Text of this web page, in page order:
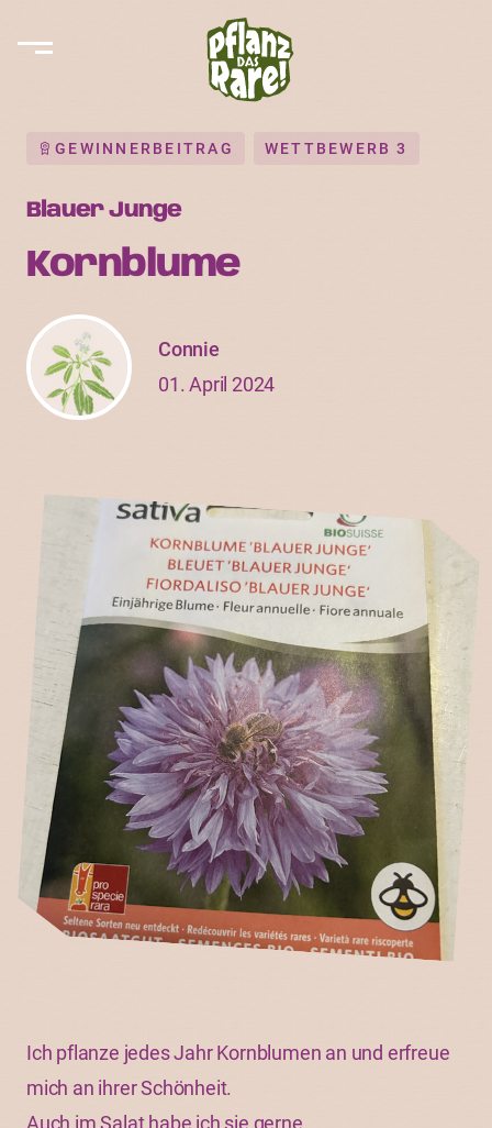
GEWINNERBEITRAG WETTBEWERB 3
Blauer Junge
Kornblume
Connie
01. April 2024
Ich pflanze jedes Jahr Kornblumen an und erfreue
mich an ihrer Schönheit.
Auch im Salat habe ich sie gerne